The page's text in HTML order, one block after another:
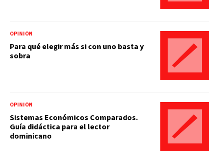
OPINIÓN
Para qué elegir más si con uno basta y
sobra
OPINIÓN
Sistemas Económicos Comparados.
Guía didáctica para el lector
dominicano